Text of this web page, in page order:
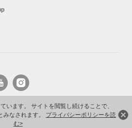
います。 サイトを閲覧し続けることで、
なされます。 プライバシーポリシーを読
む>
Technologies Co., Ltd. All rights reserved.
シーポリシー